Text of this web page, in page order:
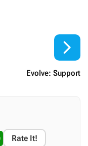
Evolve: Support

Rate It!